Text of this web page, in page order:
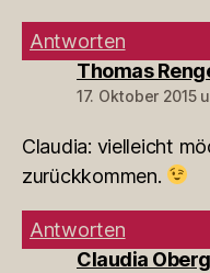
Antworten
Thomas
17. Oktober 2015
Claudia: vielleicht
zurückkommen.
Antworten
Claudia